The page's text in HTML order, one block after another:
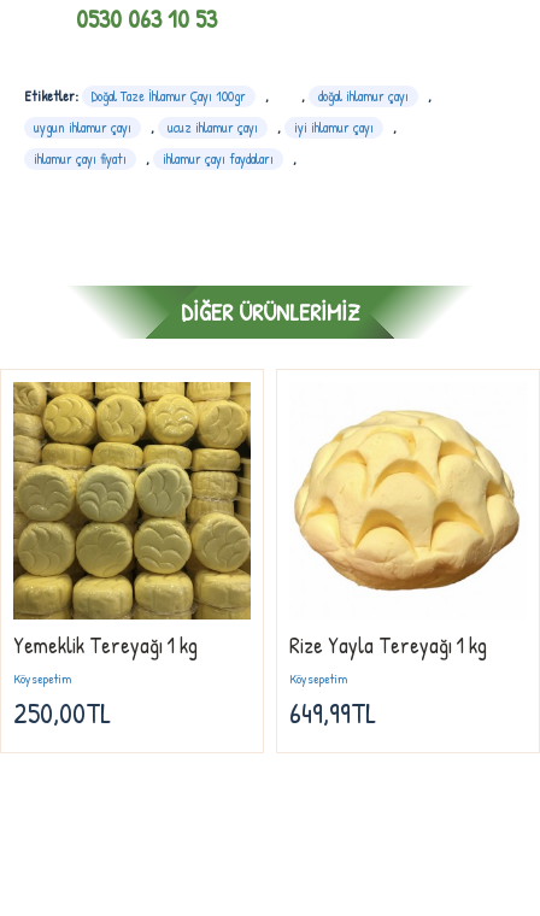
0530 063 10 53
Etiketler: Doğal Taze İhlamur Çayı 100gr , , doğal ihlamur çayı
,
uygun ihlamur çayı
, ucuz ihlamur çayı , iyi ihlamur çayı
,
ihlamur çayı fiyatı
, ihlamur çayı faydaları ,
DIĞER ÜRÜNLERIMIZ
Köysepetim
Yemeklik Tereyağı 1 kg
250,00TL
Köysepetim
Rize Yayla Tereyağı 1 kg
649,99TL